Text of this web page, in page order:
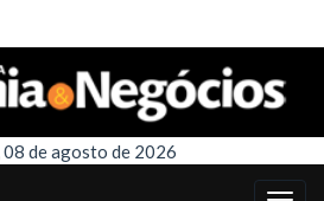
08 de agosto de 2026